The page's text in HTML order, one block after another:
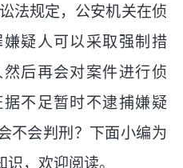
法规定，公安机关在侦
疑人可以采取强制措
后再会对案件进行侦
不足暂时不逮捕嫌疑
不会判刑？下面小编为
，欢迎阅读。